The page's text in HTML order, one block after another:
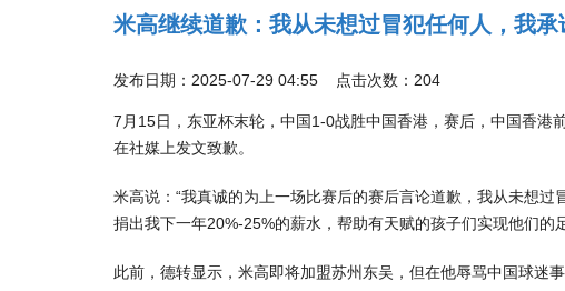
米高继续道歉：我从未想过冒犯任何人，我承
发布日期：2025-07-29 04:55 点击次数：204
7月15日，东亚杯末轮，中国1-0战胜中国香港，赛后，中国香港
在社媒上发文致歉。
米高说：“我真诚的为上一场比赛后的赛后言论道歉，我从未想
捐出我下一年20%-25%的薪水，帮助有天赋的孩子们实现他们的
此前，德转显示，米高即将加盟苏州东吴，但在他辱骂中国球迷